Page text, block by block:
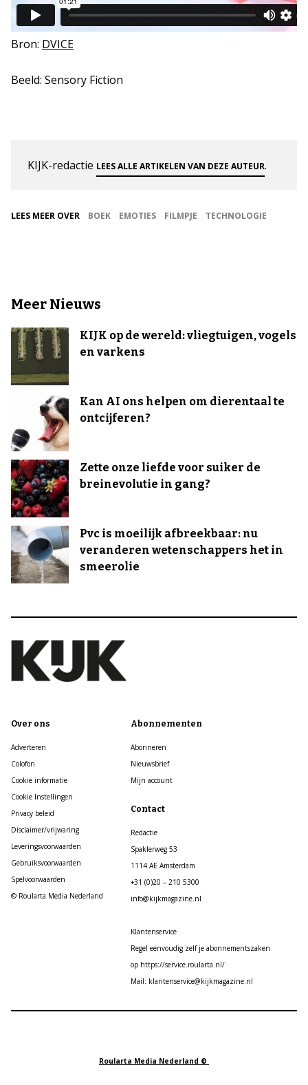
Bron: DVICE
Beeld: Sensory Fiction
KIJK-redactie LEES ALLE ARTIKELEN VAN DEZE AUTEUR.
LEES MEER OVER BOEK EMOTIES FILMPJE TECHNOLOGIE
Meer Nieuws
KIJK op de wereld: vliegtuigen, vogels
en varkens
Kan AI ons helpen om dierentaal te
ontcijferen?
Zette onze liefde voor suiker de
breinevolutie in gang?
Pvc is moeilijk afbreekbaar: nu
veranderen wetenschappers het in
smeerolie
Over ons
Adverteren
Colofon
Cookie informatie
Cookie Instellingen
Privacy beleid
Disclaimer/vrijwaring
Leveringsvoorwaarden
Gebruiksvoorwaarden
Spelvoorwaarden
© Roularta Media Nederland
Abonnementen
Abonneren
Nieuwsbrief
Mijn account
Contact
Redactie
Spaklerweg 53
1114 AE Amsterdam
+31 (0)20 – 210 5300
info@kijkmagazine.nl
Klantenservice
Regel eenvoudig zelf je abonnementszaken
op https://service.roularta.nl/
Mail: klantenservice@kijkmagazine.nl
Roularta Media Nederland ©